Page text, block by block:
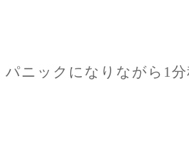
パニックになりながら1